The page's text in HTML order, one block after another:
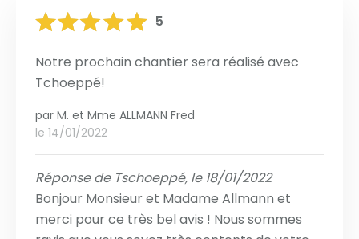
5
Notre prochain chantier sera réalisé avec
Tchoeppé!
par M. et Mme ALLMANN Fred
le 14/01/2022
Réponse de Tschoeppé, le 18/01/2022
Bonjour Monsieur et Madame Allmann et
merci pour ce très bel avis ! Nous sommes